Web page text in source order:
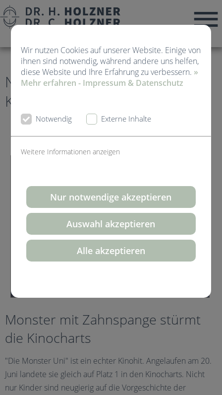
Wir nutzen Cookies auf unserer Website. Einige von
ihnen sind notwendig, während andere uns helfen,
diese Website und Ihre Erfahrung zu verbessern. »
Mehr erfahren - Impressum & Datenschutz
Notwendig Externe Inhalte
Weitere Informationen anzeigen
Nur notwendige akzeptieren
Auswahl akzeptieren
Alle akzeptieren
News von Kieferorthopädie
Kirchheim Teck
Monster mit Zahnspange stürmt
die Kinocharts
"Die Monster Uni" ist ein echter Kinohit. Angelaufen am 20.
Juni landete sie gleich auf Platz 1 in den Kinocharts. Nicht
nur Kinder sind neugierig auf die Vorgeschichte der